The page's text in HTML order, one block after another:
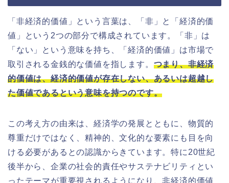
「非経済的価値」という言葉は、「非」と「経済的価
値」という2つの部分で構成されています。「非」は
「ない」という意味を持ち、「経済的価値」は市場で
取引される金銭的な価値を指します。 つまり、非経済
的価値は、経済的価値が存在しない、あるいは超越し
た価値であるという意味を持つのです。
この考え方の由来は、経済学の発展とともに、物質的
尊重だけではなく、精神的、文化的な要素にも目を向
ける必要があるとの認識からきています。特に20世紀
後半から、企業の社会的責任やサステナビリティとい
ったテーマが重要視されるようになり、非経済的価値